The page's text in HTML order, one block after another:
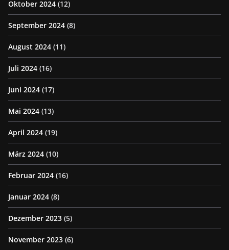
Oktober 2024 (12)
September 2024 (8)
August 2024 (11)
Juli 2024 (16)
Juni 2024 (17)
Mai 2024 (13)
April 2024 (19)
März 2024 (10)
Februar 2024 (16)
Januar 2024 (8)
Dezember 2023 (5)
November 2023 (6)